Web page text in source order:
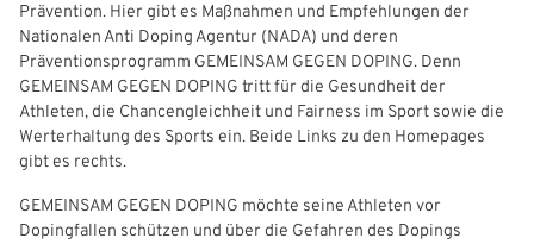
Prävention. Hier gibt es Maßnahmen und Empfehlungen der
Nationalen Anti Doping Agentur (NADA) und deren
Präventionsprogramm GEMEINSAM GEGEN DOPING. Denn
GEMEINSAM GEGEN DOPING tritt für die Gesundheit der
Athleten, die Chancengleichheit und Fairness im Sport sowie die
Werterhaltung des Sports ein. Beide Links zu den Homepages
gibt es rechts.
GEMEINSAM GEGEN DOPING möchte seine Athleten vor
Dopingfallen schützen und über die Gefahren des Dopings